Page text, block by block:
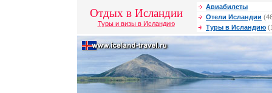
Отдых в Исландии
Туры и визы в Исландию
Авиабилеты
Отели Исландии
Туры в Исландию